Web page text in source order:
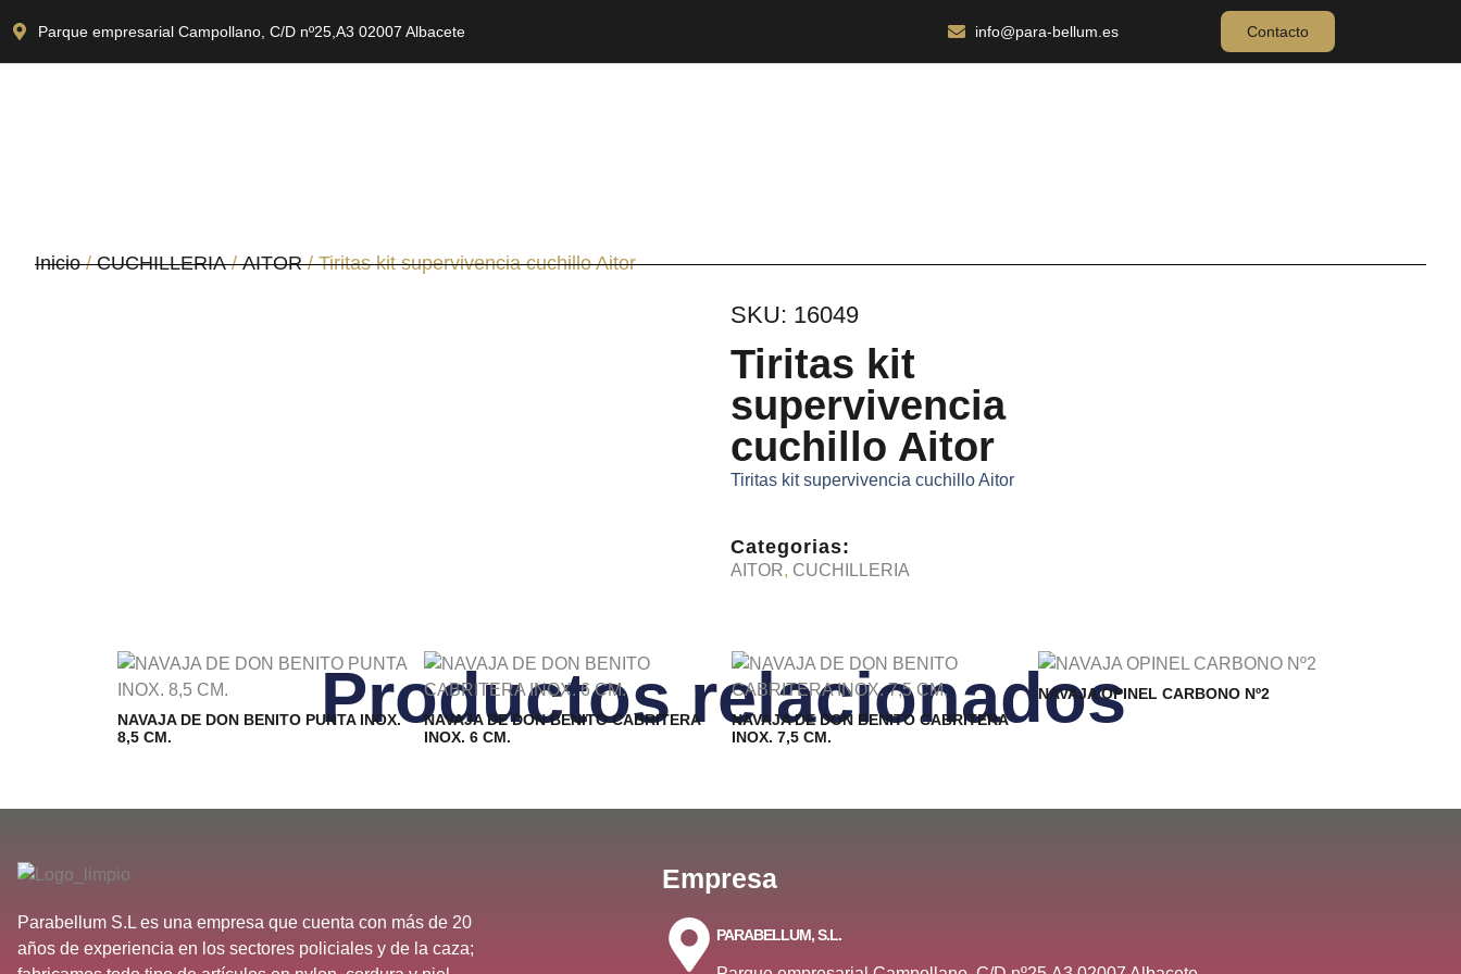
Parque empresarial Campollano, C/D nº25,A3 02007 Albacete info@para-bellum.es Contacto
Inicio/CUCHILLERIA/AITOR/ Tiritas kit supervivencia cuchillo Aitor
SKU: 16049
Tiritas kit
supervivencia
cuchillo Aitor
Tiritas kit supervivencia cuchillo Aitor
Categorias:
AITOR, CUCHILLERIA
Productos relacionados
NAVAJA DE DON BENITO PUNTA INOX.
8,5 CM.
NAVAJA DE DON BENITO CABRITERA
INOX. 6 CM.
NAVAJA DE DON BENITO CABRITERA
INOX. 7,5 CM.
NAVAJA OPINEL CARBONO Nº2
Parabellum S.L es una empresa que cuenta con más de 20
años de experiencia en los sectores policiales y de la caza;
Empresa
PARABELLUM, S.L.